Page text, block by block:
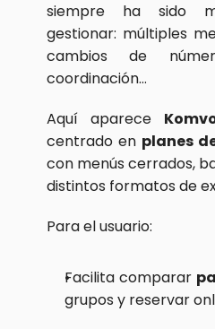
siempre ha sido
gestionar: múltiples
cambios de
coordinación…
Aquí aparece
centrado en planes
con menús cerrados,
distintos formatos de
Para el usuario:
Facilita comparar
grupos y reservar